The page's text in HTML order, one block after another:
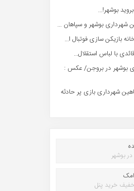
بوشهر!...
شهردارى بوشهر و سپاهان ...
بازیکن سازی فوتبال ا...
با لباس استقلال...
بوشهر در بروجن/ عکس :
شهرداری بازی پر حادثه
بوشهر